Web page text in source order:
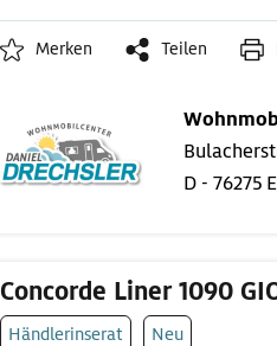
Merken Teilen
D - 76275
Concorde Liner 1090
Händlerinserat Neu